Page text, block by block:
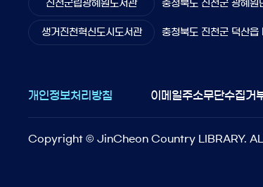
진천군립광혜원도서관 충청북도 진천군 광혜원
생거진천혁신도시도서관 충청북도 진천군 덕산읍
개인정보처리방침 이메일주소무단수집거
Copyright © JinCheon Country LIBRARY.